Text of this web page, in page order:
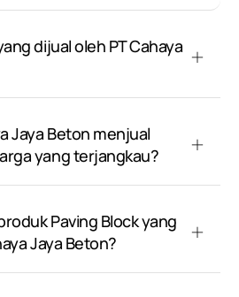
dijual oleh PT Cahaya
Jaya Beton menjual
yang terjangkau?
Paving Block yang
Jaya Beton?